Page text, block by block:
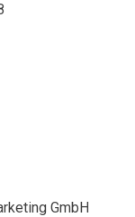
GmbH